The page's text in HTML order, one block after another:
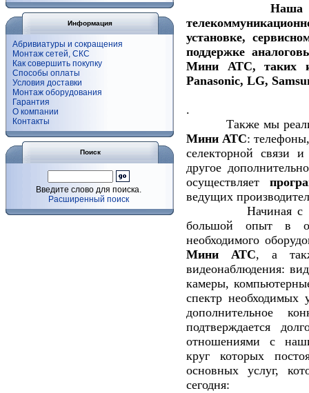
Информация
Абривиатуры и сокращения
Монтаж сетей, СКС
Как совершить покупку
Способы оплаты
Условия доставки
Монтаж оборудования
Гарантия
О компании
Контакты
Поиск
Введите слово для поиска.
Расширенный поиск
Наша
установке,
поддержке
Мини АТС, таких
Panasonic, LG,
.
Также мы
Мини АТС:
селекторной связи
другое
осуществляет
ведущих
Начиная с 1998
большой опыт в
необходимого
Мини АТС, а
видеонаблюдения:
камеры,
спектр необходимых
дополнительное
подтверждается
отношениями с
круг которых
основных услуг,
сегодня: